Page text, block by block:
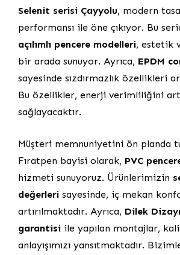
Selenit serisi Çayyolu, modern
performansı ile öne çıkıyor. Bu
açılımlı pencere modelleri, estetik
bir arada sunuyor. Ayrıca, EPDM
sayesinde sızdırmazlık özellikleri
Bu özellikler, enerji verimliliğini
sağlayacaktır.
Müşteri memnuniyetini ön planda
Fıratpen bayisi olarak, PVC
hizmeti sunuyoruz. Ürünlerimizin
değerleri sayesinde, iç mekan
artırılmaktadır. Ayrıca, Dilek
garantisi ile yapılan montajlar,
anlayışımızı yansıtmaktadır.